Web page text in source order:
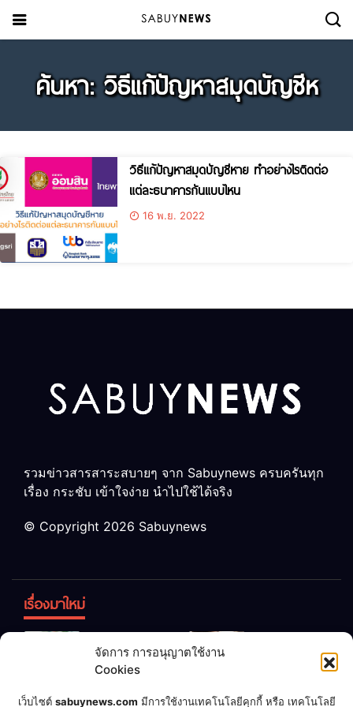
จัดการ การอนุญาตใช้งาน
Cookies
เว็บไซต์ sabuynews.com มีการใช้งานเทคโนโลยีคุกกี้ หรือ เทคโนโลยี
ค้นหา: วิธีแก้ปัญหาสมุดบัญชีห
วิธีแก้ปัญหาสมุดบัญชีหาย ทำอย่างไรติดต่อ
แต่ละธนาคารกันแบบไหน
16 พ.ย. 2022
รวมข่าวสารสาระสบายๆ จาก Sabuynews ครบครันทุก
เรื่อง กระชับ เข้าใจง่าย นำไปใช้ได้จริง
© Copyright 2026 Sabuynews
เรื่องมาใหม่
ทิ้ง! เปลี่ยน
เป็น “ปุ๋ย
จุลินทรีย์”
หญิง 12 ขวบ
แต่งงานกับ
เชื่อพ่อแล้ว เจ้าของคาร์